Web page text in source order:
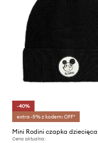
-40%
extra -5% z kodem: OFF*
Cena aktualna: